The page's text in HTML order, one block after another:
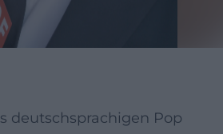
deutschsprachigen Pop